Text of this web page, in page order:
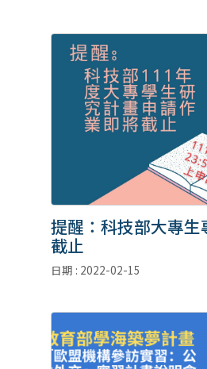
提醒：科技部大專
截止
日期 : 2022-02-15